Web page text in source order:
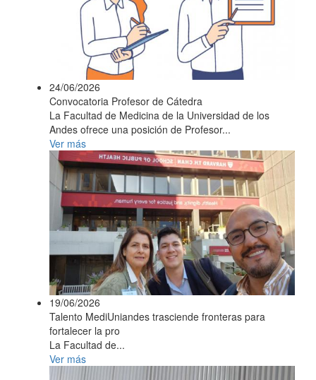
24/06/2026
Convocatoria Profesor de Cátedra
La Facultad de Medicina de la Universidad de los
Andes ofrece una posición de Profesor...
Ver más
19/06/2026
Talento MediUniandes trasciende fronteras para
fortalecer la pro
La Facultad de...
Ver más